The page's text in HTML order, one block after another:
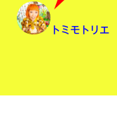
トミモトリエ